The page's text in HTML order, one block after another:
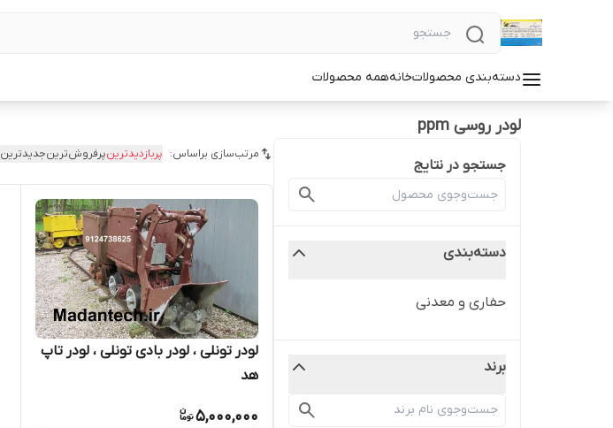
دسته‌بندی محصولاتخانههمه محصولات
لودر روسی ppm
جستجو در نتایج
دسته‌بندی
حفاری و معدنی
برند
مرتب‌سازی براساس: پربازدیدترینپرفروش‌ترینجدیدترین
لودر تونلی ، لودر بادی تونلی ، لودر تاپ
هد
5,000,000